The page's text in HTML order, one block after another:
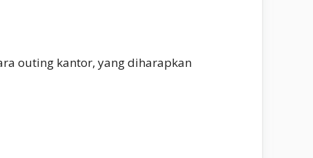
outing kantor, yang diharapkan